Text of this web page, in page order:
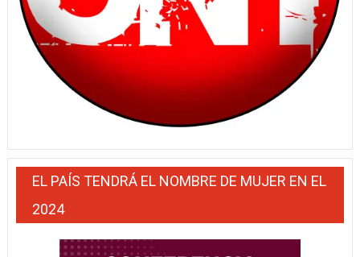
EL PAÍS TENDRÁ EL NOMBRE DE MUJER EN EL
2024